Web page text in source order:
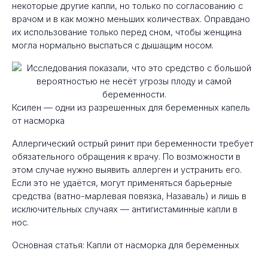
некоторые другие капли, но только по согласованию с
врачом и в как можно меньших количествах. Оправдано
их использование только перед сном, чтобы женщина
могла нормально выспаться с дышащим носом.
Ксилен — одни из разрешенных для беременных капель
от насморка
Аллергический острый ринит при беременности требует
обязательного обращения к врачу. По возможности в
этом случае нужно выявить аллерген и устранить его.
Если это не удаётся, могут применяться барьерные
средства (ватно-марлевая повязка, Назаваль) и лишь в
исключительных случаях — антигистаминные капли в
нос.
Основная статья: Капли от насморка для беременных